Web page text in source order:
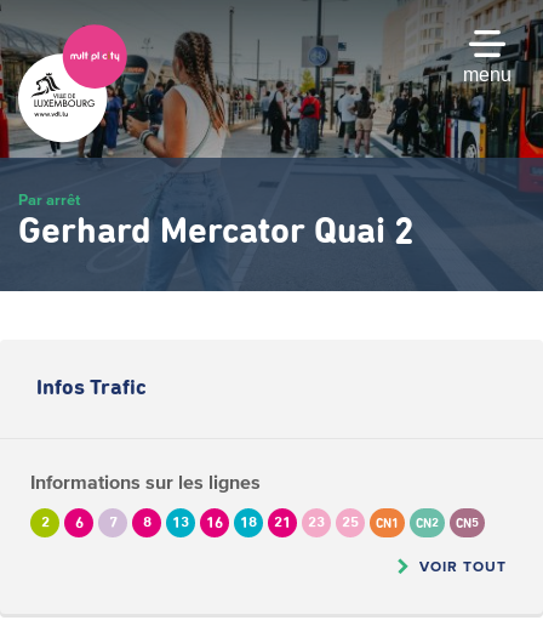
Passer
au
contenu
principal
menu
Par arrêt
Gerhard Mercator Quai 2
Infos Trafic
Informations sur les lignes
2 6 7 8 13 16 18 21 23 25 CN1 CN2 CN5
VOIR TOUT